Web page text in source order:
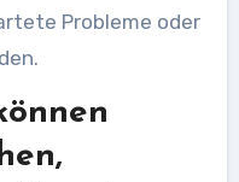
Probleme oder